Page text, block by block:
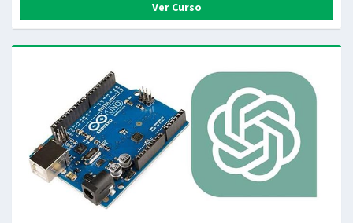
Ver Curso